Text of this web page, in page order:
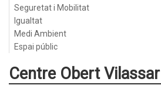
Seguretat i Mobilitat
Igualtat
Medi Ambient
Espai públic
Centre Obert